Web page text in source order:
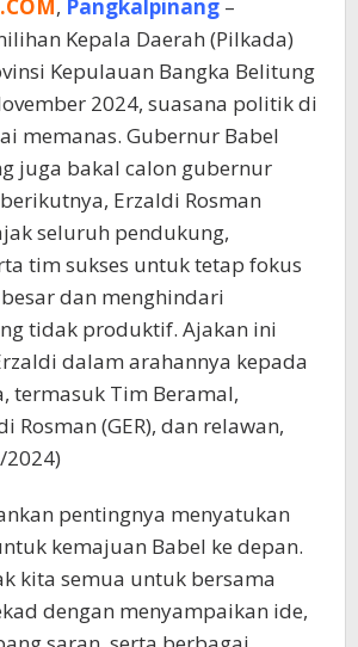
, Pangkalpinang –
Kepala Daerah (Pilkada)
Kepulauan Bangka Belitung
2024, suasana politik di
memanas. Gubernur Babel
juga bakal calon gubernur
Erzaldi Rosman
seluruh pendukung,
tim sukses untuk tetap fokus
dan menghindari
tidak produktif. Ajakan ini
dalam arahannya kepada
termasuk Tim Beramal,
Rosman (GER), dan relawan,
pentingnya menyatukan
kemajuan Babel ke depan.
kita semua untuk bersama
dengan menyampaikan ide,